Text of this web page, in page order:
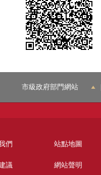
市級政府部門網站
們 站點地圖
議 網站聲明